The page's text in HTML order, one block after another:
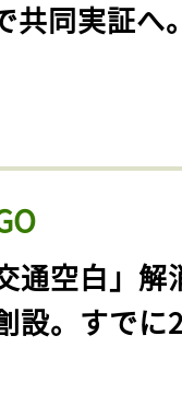
共同実証へ
通空白」解
設。すでに